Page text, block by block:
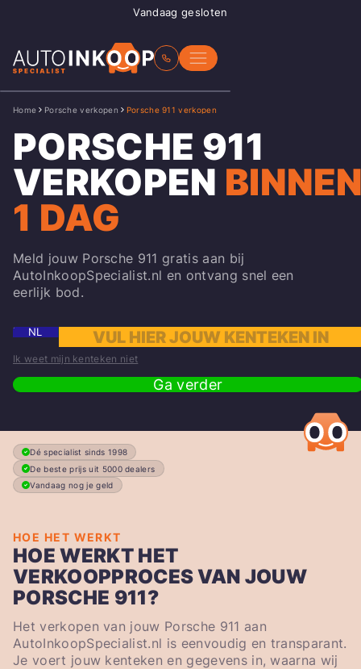
Vandaag gesloten
Home Porsche verkopen Porsche 911 verkopen
PORSCHE 911
VERKOPEN
1 DAG
Meld jouw Porsche 911 gratis aan bij
AutoInkoopSpecialist.nl en ontvang snel een
eerlijk bod.
NL
Ik weet mijn kenteken niet
Ga verder
Dé specialist sinds 1998
De beste prijs uit 5000 dealers
Vandaag nog je geld
HOE HET WERKT
HOE WERKT HET
VERKOOPPROCES VAN JOUW
PORSCHE 911?
Het verkopen van jouw Porsche 911 aan
AutoInkoopSpecialist.nl is eenvoudig en transparant.
Je voert jouw kenteken en gegevens in, waarna wij